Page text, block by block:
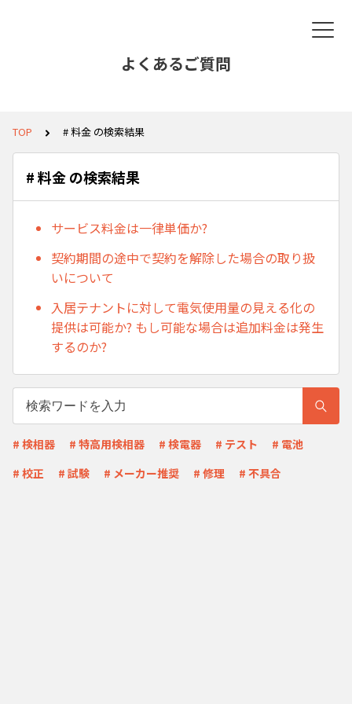
よくあるご質問
TOP # 料金 の検索結果
# 料金 の検索結果
サービス料金は一律単価か?
契約期間の途中で契約を解除した場合の取り扱
いについて
入居テナントに対して電気使用量の見える化の
提供は可能か? もし可能な場合は追加料金は発生
するのか?
# 検相器 # 特高用検相器 # 検電器 # テスト
# 電池
# 校正
# 試験 # メーカー推奨 # 修理 # 不具合